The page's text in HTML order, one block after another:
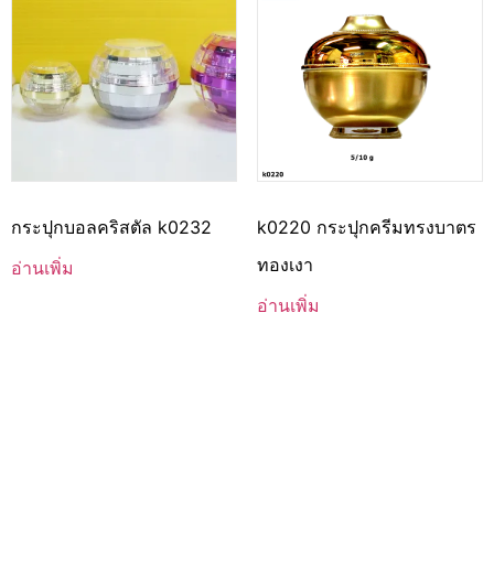
กระปุกบอลคริสตัล k0232
อ่านเพิ่ม
k0220 กระปุกครีมทรงบาตร
ทองเงา
อ่านเพิ่ม